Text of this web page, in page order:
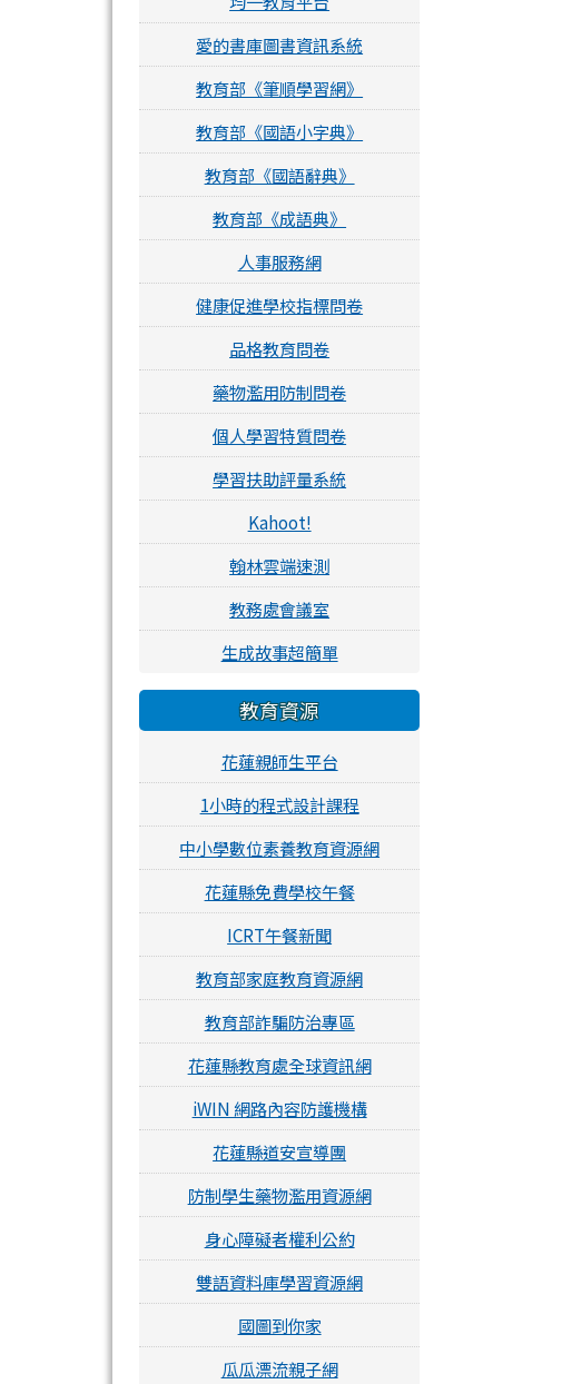
愛的書庫圖書資訊系統
教育部《筆順學習網》
教育部《國語小字典》
教育部《國語辭典》
教育部《成語典》
人事服務網
健康促進學校指標問卷
品格教育問卷
藥物濫用防制問卷
個人學習特質問卷
學習扶助評量系統
Kahoot!
翰林雲端速測
教務處會議室
生成故事超簡單
教育資源
花蓮親師生平台
1小時的程式設計課程
中小學數位素養教育資源網
花蓮縣免費學校午餐
ICRT午餐新聞
教育部家庭教育資源網
教育部詐騙防治專區
花蓮縣教育處全球資訊網
iWIN 網路內容防護機構
花蓮縣道安宣導團
防制學生藥物濫用資源網
身心障礙者權利公約
雙語資料庫學習資源網
國圖到你家
瓜瓜漂流親子網